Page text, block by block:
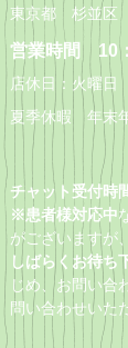
東京都 杉並区
営業時間 10
店休日：火曜
夏季休暇 年末
チャット受付時
​※患者様対応中
がございますが、
しばらくお待ち
じめ、お問い合
問い合わせいた